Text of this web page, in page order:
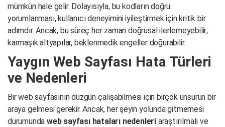
mümkün hale gelir. Dolayısıyla, bu kodların doğru
yorumlanması, kullanıcı deneyimini iyileştirmek için kritik bir
adımdır. Ancak, bu süreç her zaman doğrusal ilerlemeyebilir;
karmaşık altyapılar, beklenmedik engeller doğurabilir.
Yaygın Web Sayfası Hata Türleri
ve Nedenleri
Bir web sayfasının düzgün çalışabilmesi için birçok unsurun bir
araya gelmesi gerekir. Ancak, her şeyin yolunda gitmemesi
durumundaweb sayfası hataları nedenleri araştırılmalı ve